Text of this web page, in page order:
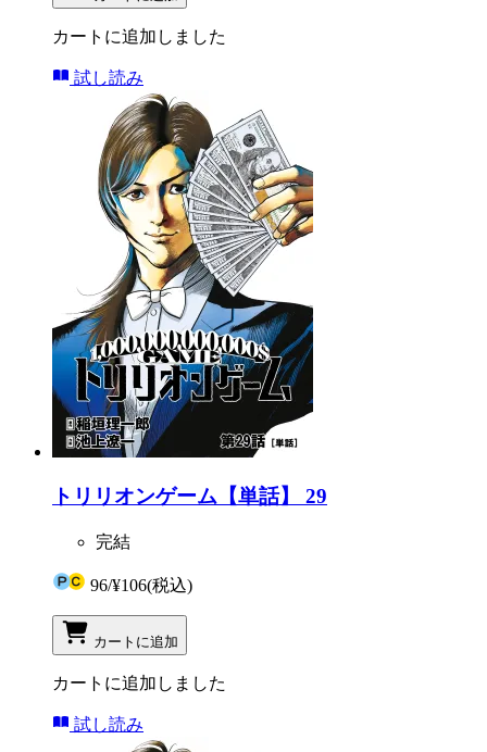
カートに追加しました
試し読み
トリリオンゲーム【単話】 29
完結
96/¥106(税込)
カートに追加
カートに追加しました
試し読み